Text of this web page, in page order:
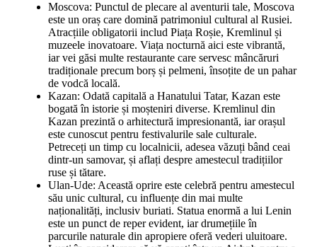
Moscova: Punctul de plecare al aventurii tale, Moscova
este un oraș care domină patrimoniul cultural al Rusiei.
Atracțiile obligatorii includ Piața Roșie, Kremlinul și
muzeele inovatoare. Viața nocturnă aici este vibrantă,
iar vei găsi multe restaurante care servesc mâncăruri
tradiționale precum borș și pelmeni, însoțite de un pahar
de vodcă locală.
Kazan: Odată capitală a Hanatului Tatar, Kazan este
bogată în istorie și moșteniri diverse. Kremlinul din
Kazan prezintă o arhitectură impresionantă, iar orașul
este cunoscut pentru festivalurile sale culturale.
Petreceți un timp cu localnicii, adesea văzuți bând ceai
dintr-un samovar, și aflați despre amestecul tradițiilor
ruse și tătare.
Ulan-Ude: Această oprire este celebră pentru amestecul
său unic cultural, cu influențe din mai multe
naționalități, inclusiv buriati. Statua enormă a lui Lenin
este un punct de reper evident, iar drumețiile în
parcurile naturale din apropiere oferă vederi uluitoare.